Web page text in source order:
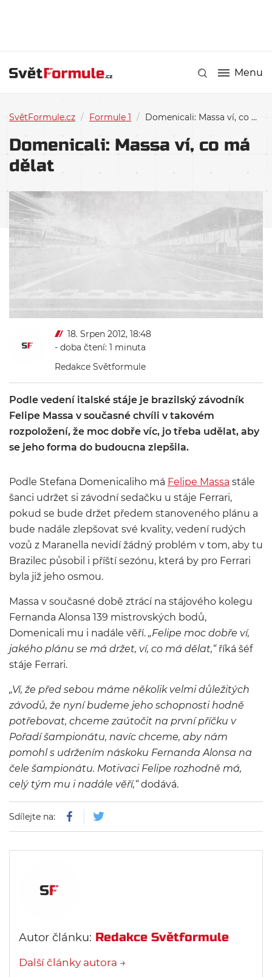
Menu
SvětFormule.cz / Formule 1 / Domenicali: Massa ví, co má dělat
Domenicali: Massa ví, co má
dělat
18. Srpen 2012, 18:48
- doba čtení: 1 minuta
Redakce Světformule
Podle vedení italské stáje je brazilský závodník
Felipe Massa v současné chvíli v takovém
rozpoložení, že moc dobře víc, jo třeba udělat, aby
se jeho forma do budoucna zlepšila.
Podle Stefana Domenicaliho má Felipe Massa stále
šanci udržet si závodní sedačku u stáje Ferrari,
pokud se bude držet předem stanoveného plánu a
bude nadále zlepšovat své kvality, vedení rudých
vozů z Maranella nevidí žádný problém v tom, aby tu
Brazilec působil i příští sezónu, která by pro Ferrari
byla již jeho osmou.
Massa v současné době ztrácí na stájového kolegu
Fernanda Alonsa 139 mistrovských bodů,
Domenicali mu i nadále věří. „Felipe moc dobře ví,
jakého plánu se má držet, ví, co má dělat,“říká šéf
stáje Ferrari.
„Ví, že před sebou máme několik velmi důležitých
závodů, že nyní budeme jeho schopnosti hodně
potřebovat, chceme zaútočit na první příčku v
Pořadí šampionátu, navíc chceme, aby nám
pomohl s udržením náskoku Fernanda Alonsa na
čele šampionátu. Motivaci Felipe rozhodně má,
celý tým mu i nadále věří,“dodává.
Sdílejte na:
Autor článku: Redakce Světformule
Další články autora →